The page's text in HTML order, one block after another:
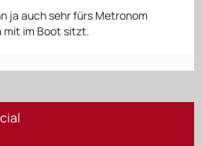
ja auch sehr fürs Metronom
mit im Boot sitzt.